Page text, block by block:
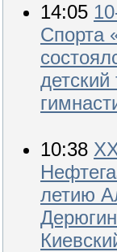
14:05
Спорта
10:38
летию